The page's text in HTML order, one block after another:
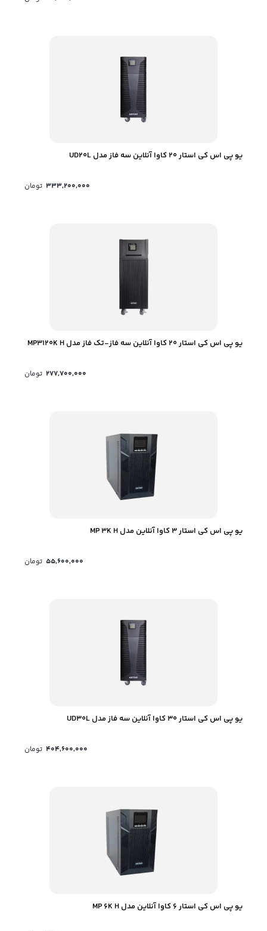
یو پی اس کی استار 20 کاوا آنلاین سه فاز مدل UD20L
333,200,000 تومان
یو پی اس کی استار 20 کاوا آنلاین سه فاز-تک فاز مدل MP3120K H
277,700,000 تومان
یو پی اس کی استار 3 کاوا آنلاین مدل MP 3K H
55,600,000 تومان
یو پی اس کی استار 30 کاوا آنلاین سه فاز مدل UD30L
404,600,000 تومان
یو پی اس کی استار 6 کاوا آنلاین مدل MP 6K H